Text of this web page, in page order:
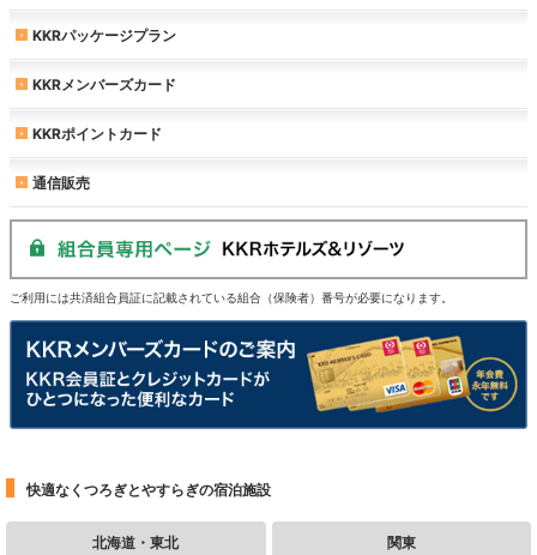
KKRパッケージプラン
KKRメンバーズカード
KKRポイントカード
通信販売
ご利用には共済組合員証に記載されている組合（保険者）番号が必要になります。
快適なくつろぎとやすらぎの宿泊施設
北海道・東北 関東